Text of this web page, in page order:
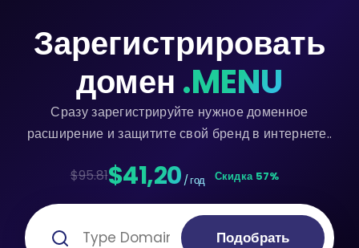
Зарегистрировать
домен .MENU
Сразу зарегистрируйте нужное доменное
расширение и защитите свой бренд в интернете..
$95.81$41,20 / год Скидка 57%
Подобрать